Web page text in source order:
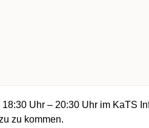
Uhr – 20:30 Uhr im KaTS
zu kommen.